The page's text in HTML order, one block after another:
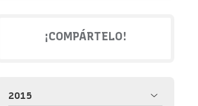
¡COMPÁRTELO!
2015